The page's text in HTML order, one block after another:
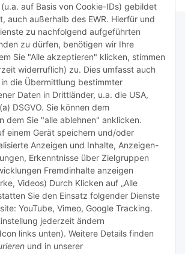
Seiten:
um Sublimation
Druckerpatronen
verpacken
auf Basis von Cookie-IDs) gebildet
auch außerhalb des EWR. Hierfür und
zu nachfolgend aufgeführten
zu dürfen, benötigen wir Ihre
Sie "Alle akzeptieren" klicken, stimmen
widerruflich) zu. Dies umfasst auch
die Übermittlung bestimmter
Daten in Drittländer, u.a. die USA,
DSGVO. Sie können dem
dem Sie "alle ablehnen" anklicken.
einem Gerät speichern und/oder
Anzeigen und Inhalte, Anzeigen-
Erkenntnisse über Zielgruppen
Fremdinhalte anzeigen
Videos) Durch Klicken auf „Alle
Sie den Einsatz folgender Dienste
YouTube, Vimeo, Google Tracking.
jederzeit ändern
links unten). Weitere Details finden
und in unserer